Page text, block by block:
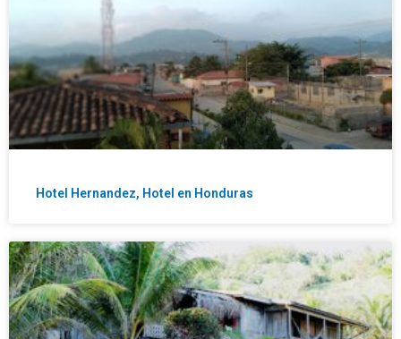
Hotel Hernandez, Hotel en Honduras